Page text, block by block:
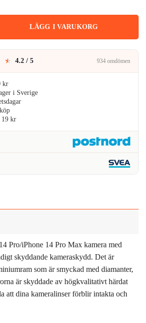
priset
är:
49kr.
LÄGG I VARUKORG
★ 4.2 / 5 934 omdömen
kr
i Sverige
19 kr
Pro/iPhone 14 Pro Max kamera med
skyddande kameraskydd. Det är
som är smyckad med diamanter,
är skyddade av högkvalitativt härdat
att dina kameralinser förblir intakta och